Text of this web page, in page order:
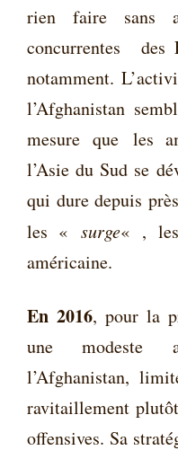
rien faire sans
concurrentes des
notamment.
l’Afghanistan
mesure que les
l’Asie du Sud se
qui dure depuis
les « surge« , les
américaine.
En 2016, pour la
une modeste
l’Afghanistan,
ravitaillement
offensives. Sa